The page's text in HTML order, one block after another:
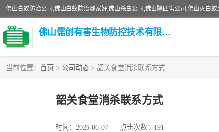
佛山儒创有害生物防控技术有限公司
当前位置： 首页 > 公司动态 > 韶关食堂消杀联系方式
韶关食堂消杀联系方式
时间：2026-06-07 点击次数：191